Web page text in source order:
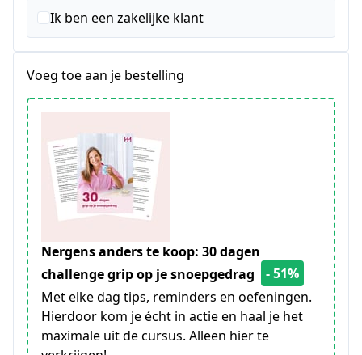
Ik ben een zakelijke klant
Voeg toe aan je bestelling
Nergens anders te koop: 30 dagen
challenge grip op je snoepgedrag
- 51%
Met elke dag tips, reminders en oefeningen.
Hierdoor kom je écht in actie en haal je het
maximale uit de cursus. Alleen hier te